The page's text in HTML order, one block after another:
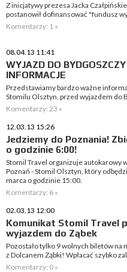
Z inicjatywy prezesa Jacka
postanowił dofinansować "fundusz
Komentarzy: 1 »
08.04.13 11:41
WYJAZD DO
INFORMACJE
Przedstawiamy bardzo ważne
Stomilu Olsztyn, przed wyjazdem do
Komentarzy: 23 »
12.03.13 15:26
Jedziemy do Poznania!
o godzinie 6:00!
Stomil Travel organizuje autokarowy
Poznań - Stomil Olsztyn, który
marca o godzinie 15:00.
Komentarzy: 6 »
02.03.13 12:00
Komunikat Stomil Travel
wyjazdem do Ząbek
Pozostało tylko 9 wolnych biletów na
z Dolcanem Ząbki! Wpłacać szybko
Komentarzy: 0 »